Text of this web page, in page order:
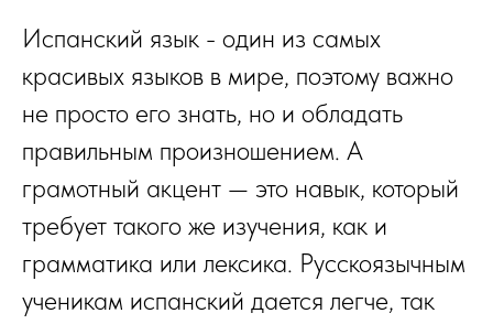
Испанский язык - один из самых
красивых языков в мире, поэтому важно
не просто его знать, но и обладать
правильным произношением. А
грамотный акцент — это навык, который
требует такого же изучения, как и
грамматика или лексика. Русскоязычным
ученикам испанский дается легче, так